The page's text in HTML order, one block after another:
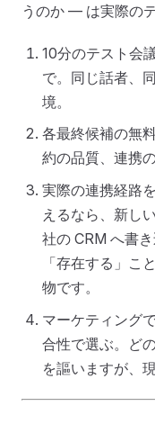
うのか — は実際の
10分のテスト会
で。同じ話者、
境。
各最終候補の無
約の品質、連携
実際の連携経路
えるなら、新し
社の CRM へ書
「存在する」こ
物です。
マーケティング
合性で選ぶ。ど
を謳いますが、